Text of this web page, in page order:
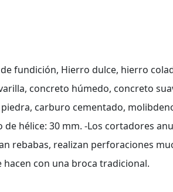
fundición, Hierro dulce, hierro
concreto húmedo, concreto
carburo cementado,
hélice: 30 mm. -Los cortadores
rebabas, realizan perforaciones
con una broca tradicional.